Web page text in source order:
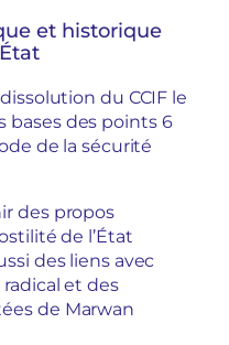
et historique
du CCIF le
bases des points 6
de la sécurité
des propos
de l’État
des liens avec
et des
de Marwan